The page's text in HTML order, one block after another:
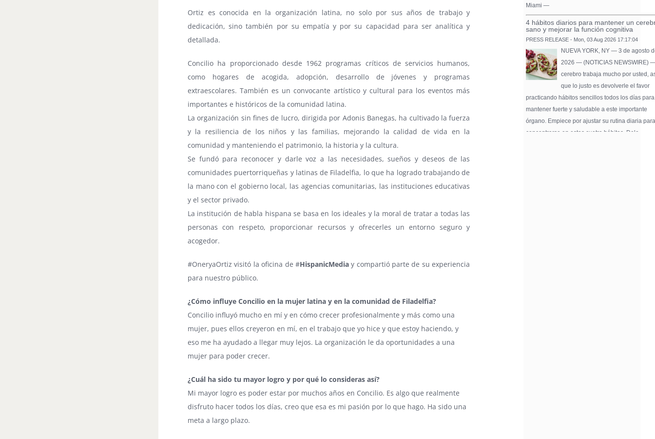
Ortiz es conocida en la organización latina, no solo por sus años de trabajo y
dedicación, sino también por su empatía y por su capacidad para ser analítica y
detallada.
Concilio ha proporcionado desde 1962 programas críticos de servicios humanos,
como hogares de acogida, adopción, desarrollo de jóvenes y programas
extraescolares. También es un convocante artístico y cultural para los eventos más
importantes e históricos de la comunidad latina.
La organización sin fines de lucro, dirigida por Adonis Banegas, ha cultivado la fuerza
y la resiliencia de los niños y las familias, mejorando la calidad de vida en la
comunidad y manteniendo el patrimonio, la historia y la cultura.
Se fundó para reconocer y darle voz a las necesidades, sueños y deseos de las
comunidades puertorriqueñas y latinas de Filadelfia, lo que ha logrado trabajando de
la mano con el gobierno local, las agencias comunitarias, las instituciones educativas
y el sector privado.
La institución de habla hispana se basa en los ideales y la moral de tratar a todas las
personas con respeto, proporcionar recursos y ofrecerles un entorno seguro y
acogedor.
#OneryaOrtiz visitó la oficina de #HispanicMediay compartió parte de su experiencia
para nuestro público.
¿Cómo influye Concilio en la mujer latina y en la comunidad de Filadelfia?
Concilio influyó mucho en mí y en cómo crecer profesionalmente y más como una
mujer, pues ellos creyeron en mí, en el trabajo que yo hice y que estoy haciendo, y
eso me ha ayudado a llegar muy lejos. La organización le da oportunidades a una
mujer para poder crecer.
¿Cuál ha sido tu mayor logro y por qué lo consideras así?
Mi mayor logro es poder estar por muchos años en Concilio. Es algo que realmente
disfruto hacer todos los días, creo que esa es mi pasión por lo que hago. Ha sido una
meta a largo plazo.
Miami —
4 hábitos diarios para mantener un
sano y mejorar la función cognitiva
PRESS RELEASE - Mon, 03 Aug 2026 17:17:04
NUEVA YORK, NY — 3 de agosto
2026 — (NOTICIAS NEWSWIRE)
cerebro trabaja mucho por usted,
que lo justo es devolverle el favor
practicando hábitos sencillos todos los días para
mantener fuerte y saludable a este importante
órgano. Empiece por ajustar su rutina diaria
concentrarse en estos cuatro hábitos. Dele …